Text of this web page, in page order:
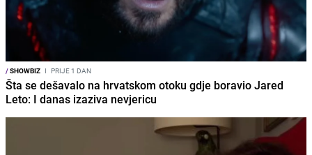
/SHOWBIZ I PRIJE 1 DAN
Šta se dešavalo na hrvatskom otoku gdje boravio Jared
Leto: I danas izaziva nevjericu